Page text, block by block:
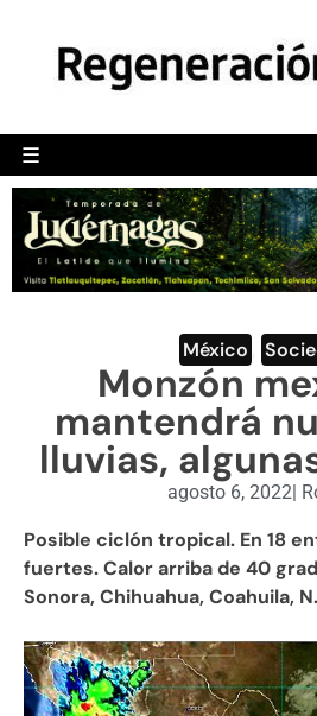
☰
POLÍTICA
CAMALEÓN
OPINIÓN
DEPORTES
ENGLISH
VIDEOS
México
Monzón
mantendrá
lluvias,
agosto 6, 2022|
Posible ciclón tropical. En 18
fuertes. Calor arriba de 40
Sonora, Chihuahua, Coahuila,